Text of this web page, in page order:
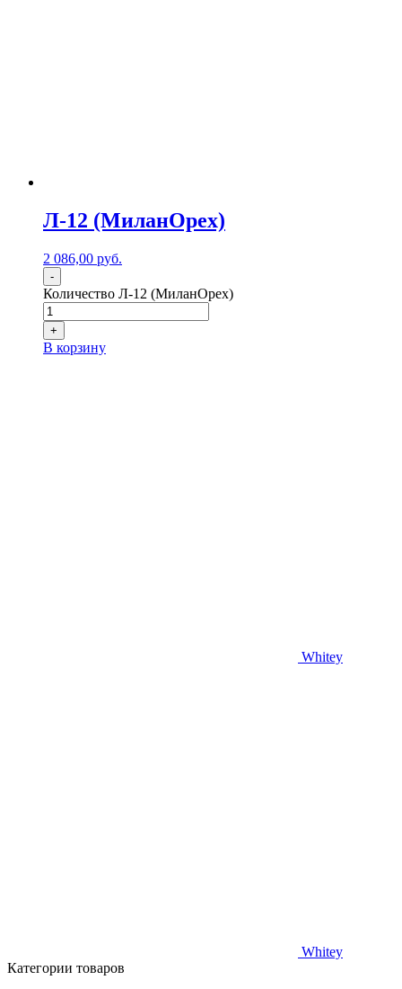
Л-12 (МиланОрех)
2 086,00 руб.
-
Количество Л-12 (МиланОрех)
+
В корзину
Whitey
Whitey
Категории товаров